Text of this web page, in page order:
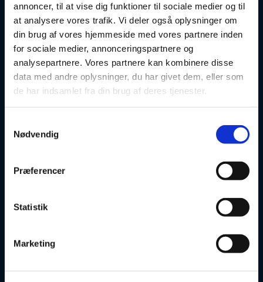
annoncer, til at vise dig funktioner til sociale medier og til
at analysere vores trafik. Vi deler også oplysninger om
din brug af vores hjemmeside med vores partnere inden
for sociale medier, annonceringspartnere og
analysepartnere. Vores partnere kan kombinere disse
data med andre oplysninger, du har givet dem, eller som
de har indsamlet fra din brug af deres tjenester.
Nødvendig
Præferencer
Statistik
Marketing
VSK Corporate
Danskuddannelse
FVU
Særlige kurser
Prøver
Om os
VSK Glostrup
2600 Glostrup